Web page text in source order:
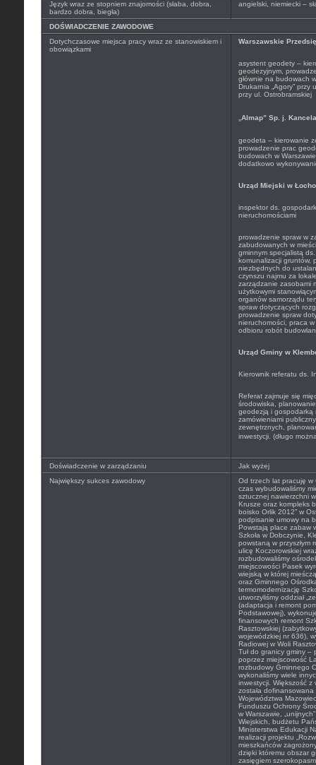
Język wraz ze stopniem znajomości (słaba, dobra,
bardzo dobra, biegła)
angielski, niemiecki –
DOŚWIADCZENIE ZAWODOWE
Dotychczasowe miejsca pracy wraz ze stanowiskiem i
obowiązkami
Warszawskie
asystent geodety –
geodezyjnym,
głównie na budowach
Drukarnia „Agory” przy
przy ul. Ostrobramskiej
„Almap” Sp. j.
geodeta – kierowanie
prowadzenie prac
budowach w
dodatkowo
Urząd Miejski w
inspektor ds.
nieruchomościami
prowadzenie spraw w
zabudowanych w
gminnym specjalistą
komunalizacji gruntów,
niezbędnych do
czynszu najmu za
zarządzanie zasobami
użytkowymi
organów samorządu
spraw dotyczących
prowadzenie spraw
nieruchomości, praca
odbioru robót
Urząd Gminy w
Kierownik referatu ds.
Referat zajmuje się
środowiska,
geodezją i gospodarką
zamówieniami
zewnętrznych,
inwestycji. (długo
Doświadczenie w zarządzaniu
Jak wyżej
Największy sukces zawodowy
Od trzech lat pracuję w
czas wybudowaliśmy
sztucznej nawierzchni
Krusze oraz kompleks
boisko Orlik 2012” w
podpisanie umowy na
Powstają place zabaw
Szkoła w Dobczynie,
powstaną w przyszłym
ulicę Koczorowskiej
rozbudowaliśmy
miejscowości Pasek
wiejską w której
oraz Gminnego
termomodernizację
utworzyliśmy oddział
(adaptacja i remont
Podstawowej),
finansowych remont
Rasztowskiej
wojewódzkiej nr 636),
Radiowej w Woli
Tuł do granicy gminy –
poprzez miejscowość
rozbudowy Gminnego
wykonaliśmy wiele
inwestycji. Większość z
została
Województwa
Funduszu Ochrony
w Warszawie,
Wiejskich, budżetu
Ministerstwa Edukacji
realizacji projektu
mieszkańców
dzięki któremu obszar
zasięgiem